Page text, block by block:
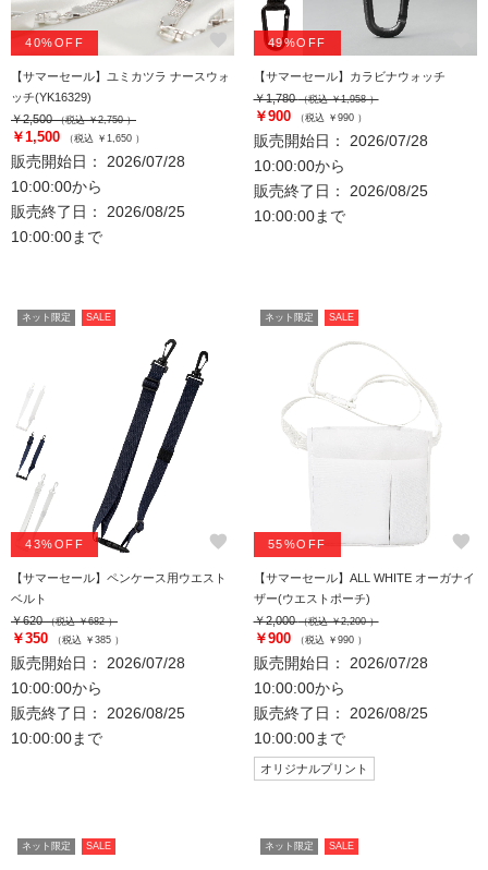
40%OFF favorite
【サマーセール】ユミカツラ ナースウォ
ッチ(YK16329)
￥2,500（税込 ￥2,750 ）
￥1,500 （税込 ￥1,650 ）
販売開始日： 2026/07/28
10:00:00から
販売終了日： 2026/08/25
10:00:00まで
49%OFF
【サマーセール】カラビナウォッチ
￥1,780（税込 ￥1,958 ）
￥900 （税込 ￥990 ）
販売開始日： 2026/07/28
10:00:00から
販売終了日： 2026/08/25
10:00:00まで
ネット限定 SALE
43%OFF favorite
【サマーセール】ペンケース用ウエスト
ベルト
￥620（税込 ￥682 ）
￥350 （税込 ￥385 ）
販売開始日： 2026/07/28
10:00:00から
販売終了日： 2026/08/25
10:00:00まで
ネット限定 SALE
55%OFF favorite
【サマーセール】ALL WHITE オーガナイ
ザー(ウエストポーチ)
￥2,000（税込 ￥2,200 ）
￥900 （税込 ￥990 ）
販売開始日： 2026/07/28
10:00:00から
販売終了日： 2026/08/25
10:00:00まで
オリジナルプリント
ネット限定 SALE ネット限定 SALE